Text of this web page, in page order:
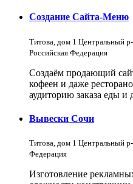
Создание Сайта-Меню
Титова, дом 1 Центральный
Российская Федерация
Создаём продающий
кофеен и даже
аудиторию заказа еды и
Вывески Сочи
Титова, дом 1 Центральный
Федерация
Изготовление